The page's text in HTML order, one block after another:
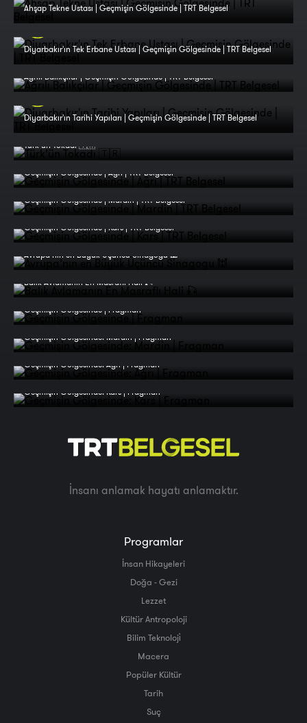
Ahşap Tekne Ustası | Geçmişin Gölgesinde | TRT Belgesel
Diyarbakır'ın Tek Erbane Ustası | Geçmişin Gölgesinde | TRT Belgesel
Ağrılı Balıkçılar | Geçmişin Gölgesinde | TRT Belgesel
Diyarbakır'ın Tarihi Yapıları | Geçmişin Gölgesinde | TRT Belgesel
Türk’ün Tokadı 🇹🇷
Geçmişin Gölgesinde | Ağrı | TRT Belgesel
Geçmişin Gölgesinde | Mardin | TRT Belgesel
Geçmişin Gölgesinde | Kars | TRT Belgesel
Avrupa’nın en Büyük Üçüncü Sinagogu 🕍
Balık Avlamanın En Masraflı Hali 🎣
Geçmişin Gölgesinde | Fragman
Geçmişin Gölgesinde: Mardin | Fragman
Geçmişin Gölgesinde: Ağrı | Fragman
Geçmişin Gölgesinde: Kars | Fragman
İnsanı anlamak hayatı anlamaktır.
Programlar
İnsan Hikayeleri
Doğa - Gezi
Lezzet
Kültür Antropoloji
Bilim Teknoloji̇
Macera
Popüler Kültür
Tarih
Suç